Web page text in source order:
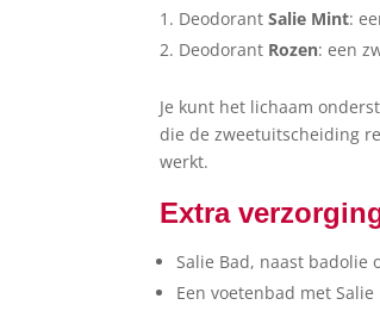
DeodorantSalie Mint:
Deodorant Rozen: een
Je kunt het lichaam
die de zweetuitscheiding
werkt.
Extra
Salie Bad, naast badolie
Een voetenbad met